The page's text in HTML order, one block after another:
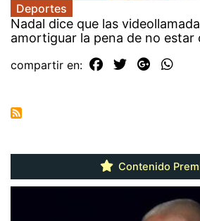
Deportes
Nadal dice que las
amortiguar la pena de no estar
compartir en:
Contenido